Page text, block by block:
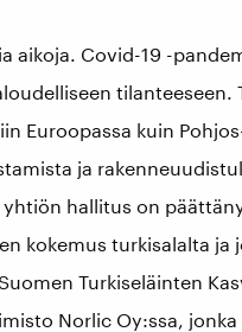
aikoja. Covid-19 -
tilanteeseen.
Euroopassa kuin
ja
hallitus on
kokemus turkisalalta ja
Turkiseläinten
Norlic Oy:ssa, jonka